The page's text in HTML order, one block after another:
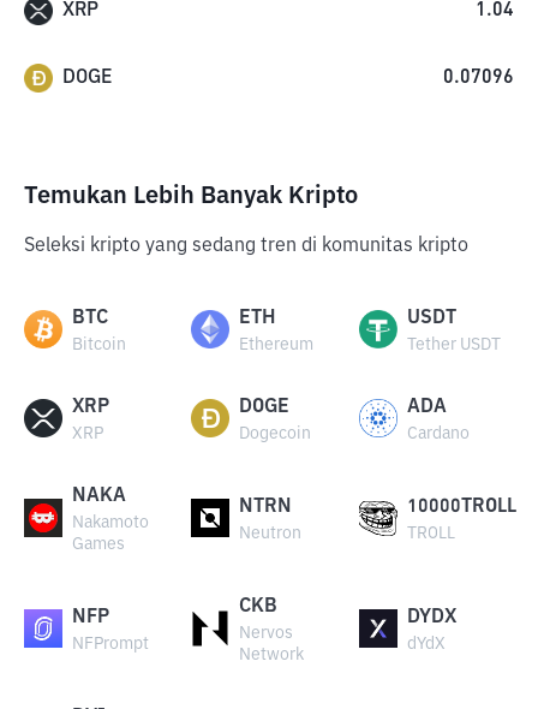
XRP 1.04
DOGE 0.07096
Temukan Lebih Banyak Kripto
Seleksi kripto yang sedang tren di komunitas kripto
BTC
Bitcoin
ETH
Ethereum
USDT
Tether USDT
XRP
XRP
DOGE
Dogecoin
ADA
Cardano
NAKA
Nakamoto
Games
NTRN
Neutron
10000TROLL
TROLL
NFP
NFPrompt
CKB
Nervos
Network
DYDX
dYdX